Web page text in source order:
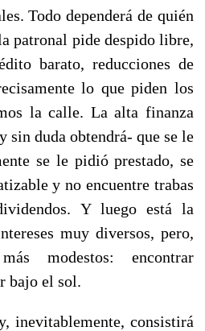
Todo dependerá de quién
patronal pide despido libre,
barato, reducciones de
lo que piden los
la calle. La alta finanza
sin duda obtendrá- que se le
se le pidió prestado, se
y no encuentre trabas
Y luego está la
muy diversos, pero,
modestos: encontrar
bajo el sol.
inevitablemente, consistirá